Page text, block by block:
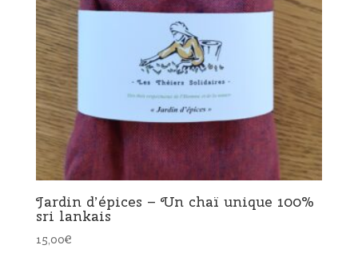
Jardin d’épices – Un chaï unique 100%
sri lankais
15,00€